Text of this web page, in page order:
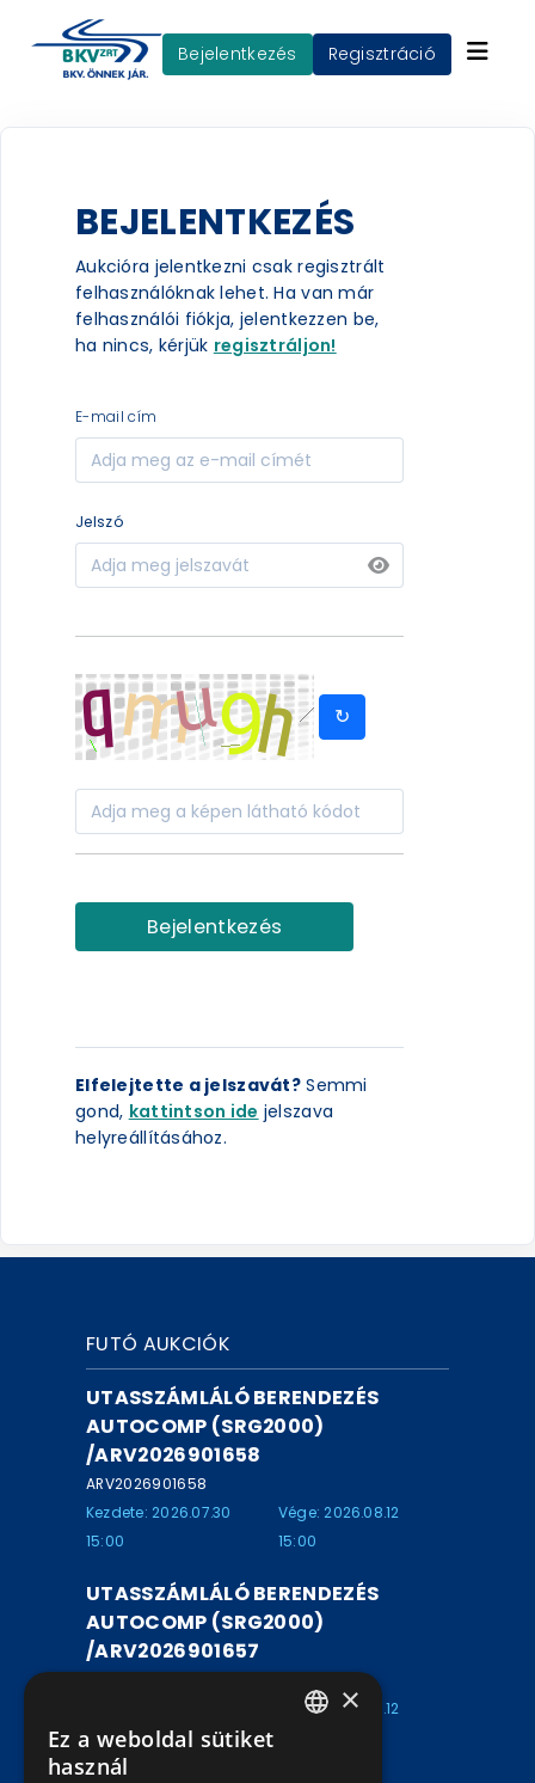
Bejelentkezés Regisztráció
BEJELENTKEZÉS
Aukcióra jelentkezni csak regisztrált
felhasználóknak lehet. Ha van már
felhasználói fiókja, jelentkezzen be,
ha nincs, kérjük regisztráljon!
e-mail cím
jelszó
↻
Bejelentkezés
Elfelejtette a jelszavát? Semmi
gond, kattintson ide jelszava
helyreállításához.
FUTÓ AUKCIÓK
UTASSZÁMLÁLÓ BERENDEZÉS
AUTOCOMP (SRG2000)
/ARV2026901658
ARV2026901658
Kezdete: 2026.07.30
15:00
Vége: 2026.08.12
15:00
UTASSZÁMLÁLÓ BERENDEZÉS
AUTOCOMP (SRG2000)
/ARV2026901657
15:00
Vége: 2026.08.12
×
Ez a weboldal sütiket
használ